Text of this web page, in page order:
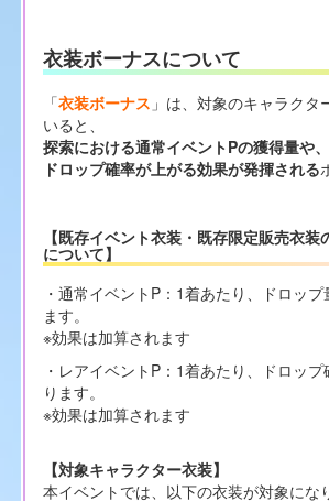
衣装ボーナスについて
「衣装ボーナス 」は、対象のキャラクタ
いると、
探索における通常イベントPの獲得量や
ドロップ確率が上がる効果が発揮される
【既存イベント衣装・既存限定販売衣
について】
・通常イベントP：1着あたり、ドロップ
ます。
※効果は加算されます
・レアイベントP：1着あたり、ドロップ
ります。
※効果は加算されます
【対象キャラクター衣装】
本イベントでは、以下の衣装が対象にな